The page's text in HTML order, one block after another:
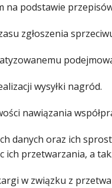
podstawie
zgłoszenia
wysyłki nagród.
nawiązania
danych oraz ich
przetwarzania, a
w związku z